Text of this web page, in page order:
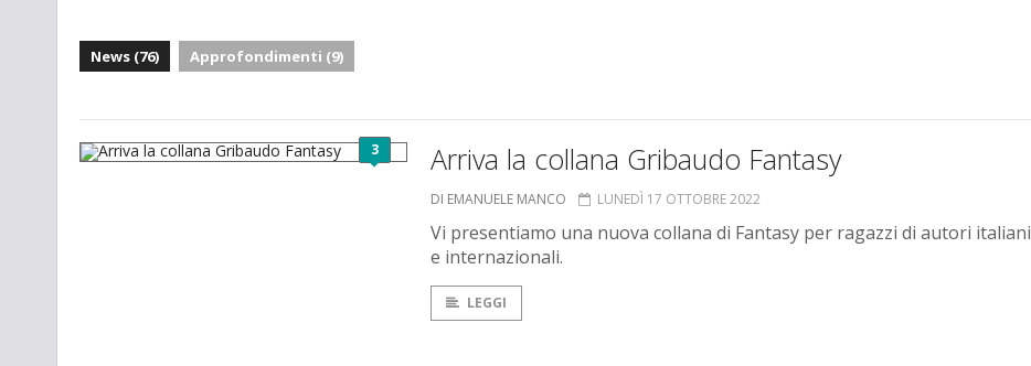
News (76) Approfondimenti (9)
3 Arriva la collana Gribaudo Fantasy
DI EMANUELE MANCO LUNEDÌ 17 OTTOBRE 2022
Vi presentiamo una nuova collana di Fantasy per ragazzi di autori italiani
e internazionali.
LEGGI